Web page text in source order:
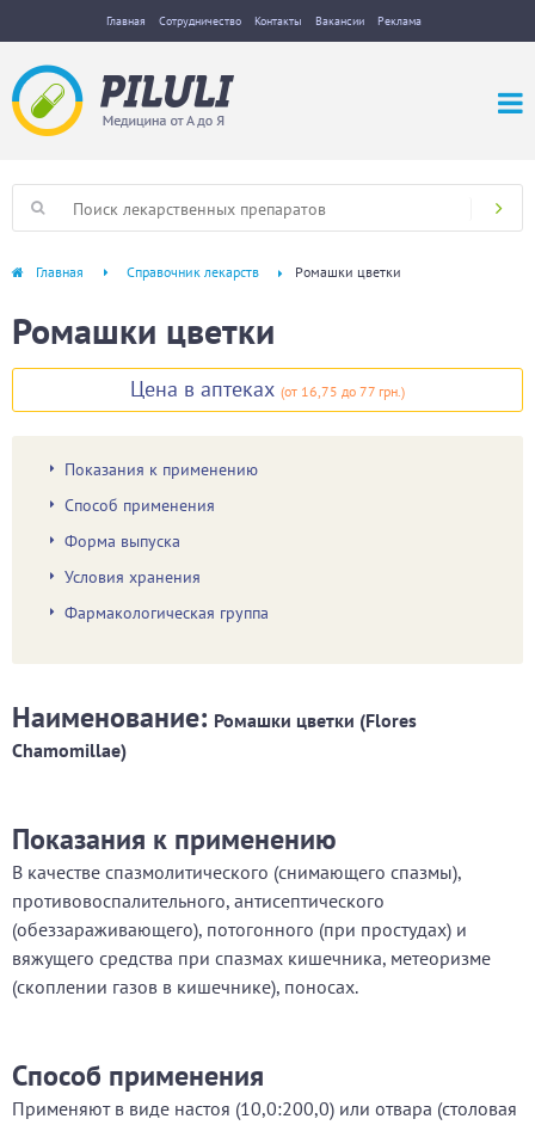
Главная Сотрудничество Контакты Вакансии Реклама
Главная Справочник лекарств Ромашки цветки
Ромашки цветки
Цена в аптеках (от 16,75 до 77 грн.)
Показания к применению
Способ применения
Форма выпуска
Условия хранения
Фармакологическая группа
Наименование: Ромашки цветки (Flores
Chamomillae)
Показания к применению
В качестве спазмолитического (снимающего спазмы),
противовоспалительного, антисептического
(обеззараживающего), потогонного (при простудах) и
вяжущего средства при спазмах кишечника, метеоризме
(скоплении газов в кишечнике), поносах.
Способ применения
Применяют в виде настоя (10,0:200,0) или отвара (столовая